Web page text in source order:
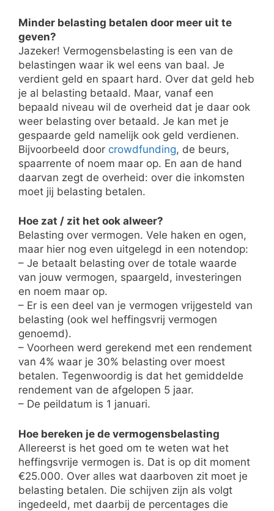
Minder belasting betalen door meer uit te
geven?
Jazeker! Vermogensbelasting is een van de
belastingen waar ik wel eens van baal. Je
verdient geld en spaart hard. Over dat geld heb
je al belasting betaald. Maar, vanaf een
bepaald niveau wil de overheid dat je daar ook
weer belasting over betaald. Je kan met je
gespaarde geld namelijk ook geld verdienen.
Bijvoorbeeld door crowdfunding, de beurs,
spaarrente of noem maar op. En aan de hand
daarvan zegt de overheid: over die inkomsten
moet jij belasting betalen.
Hoe zat / zit het ook alweer?
Belasting over vermogen. Vele haken en ogen,
maar hier nog even uitgelegd in een notendop:
– Je betaalt belasting over de totale waarde
van jouw vermogen, spaargeld, investeringen
en noem maar op.
– Er is een deel van je vermogen vrijgesteld van
belasting (ook wel heffingsvrij vermogen
genoemd).
– Voorheen werd gerekend met een rendement
van 4% waar je 30% belasting over moest
betalen. Tegenwoordig is dat het gemiddelde
rendement van de afgelopen 5 jaar.
– De peildatum is 1 januari.
Hoe bereken je de vermogensbelasting
Allereerst is het goed om te weten wat het
heffingsvrije vermogen is. Dat is op dit moment
€25.000. Over alles wat daarboven zit moet je
belasting betalen. Die schijven zijn als volgt
ingedeeld, met daarbij de percentages die